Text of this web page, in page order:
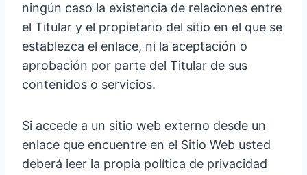
ningún caso la existencia de relaciones entre
el Titular y el propietario del sitio en el que se
establezca el enlace, ni la aceptación o
aprobación por parte del Titular de sus
contenidos o servicios.
Si accede a un sitio web externo desde un
enlace que encuentre en el Sitio Web usted
deberá leer la propia política de privacidad